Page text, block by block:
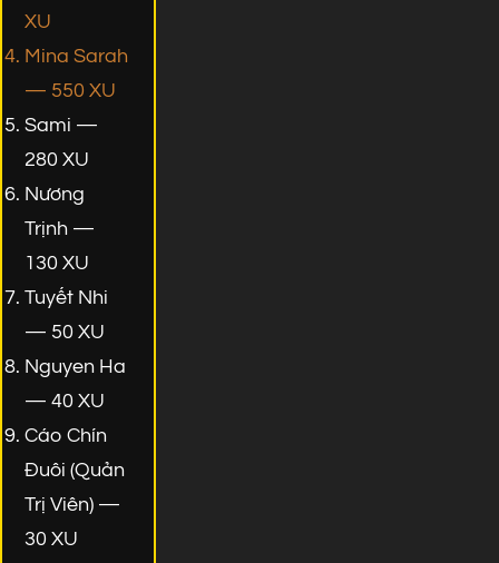
XU
Mina Sarah
— 550 XU
Sami —
280 XU
Nương
Trịnh —
130 XU
Tuyết Nhi
— 50 XU
Nguyen Ha
— 40 XU
Cáo Chín
Đuôi (Quản
Trị Viên) —
30 XU